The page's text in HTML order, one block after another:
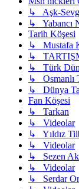
↳ Aşk-
↳ Yabancı
Tarih Köşesi
↳ Mustafa
↳
↳ Türk
↳ Osmanlı
↳ Dünya
Fan Köşesi
↳ Tarkan
↳ Videolar
↳ Yıldız
↳ Videolar
↳ Sezen
↳ Videolar
↳ Serdar